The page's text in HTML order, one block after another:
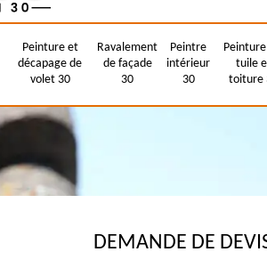
Peinture et
décapage de
volet 30
Ravalement
de façade
30
Peintre
intérieur
30
tuile
toiture
DEMANDE DE